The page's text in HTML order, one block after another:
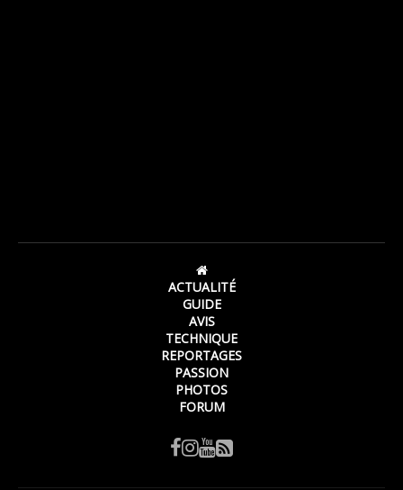
ACTUALITÉ
GUIDE
AVIS
TECHNIQUE
REPORTAGES
PASSION
PHOTOS
FORUM